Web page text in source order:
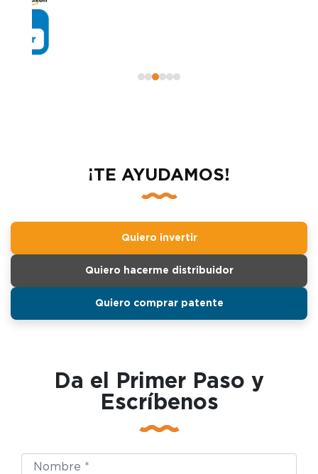
¡TE AYUDAMOS!
Quiero invertir
Quiero hacerme distribuidor
Quiero comprar patente
Da el Primer Paso y
Escríbenos